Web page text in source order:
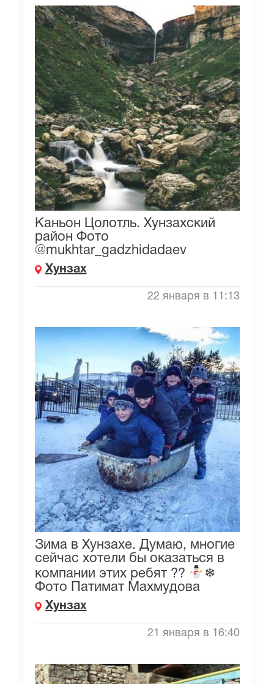
Каньон Цолотль. Хунзахский
район Фото
@mukhtar_gadzhidadaev
Хунзах
22 января в 11:13
Зима в Хунзахе. Думаю, многие
сейчас хотели бы оказаться в
компании этих ребят ??
❄
Фото Патимат Махмудова
Хунзах
21 января в 16:40